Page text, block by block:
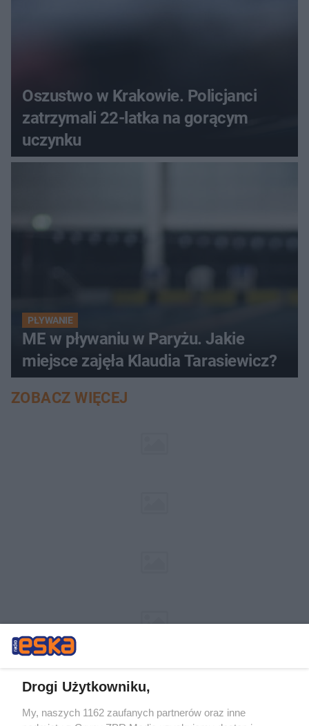
Oszustwo w Krakowie. Policjanci
zatrzymali 22-latka na gorącym
uczynku
PŁYWANIE
ME w pływaniu w Paryżu. Jakie
miejsce zajęła Klaudia Tarasiewicz?
ZOBACZ WIĘCEJ
Drogi Użytkowniku,
My, naszych 1162 zaufanych partnerów oraz inne